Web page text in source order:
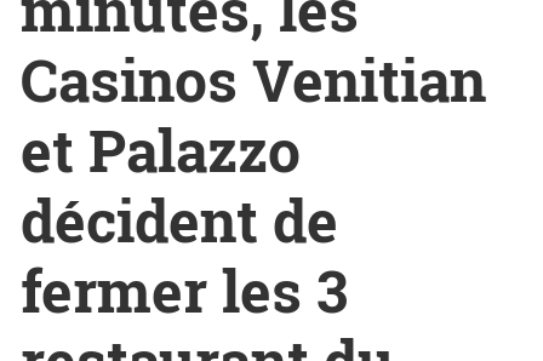
Casinos Venitian
et Palazzo
décident de
fermer les 3